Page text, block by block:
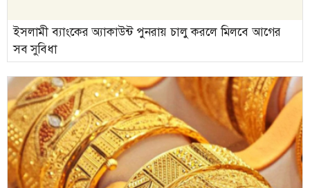
ইসলামী ব্যাংকের অ্যাকাউন্ট পুনরায় চালু করলে মিলবে আগের
সব সুবিধা